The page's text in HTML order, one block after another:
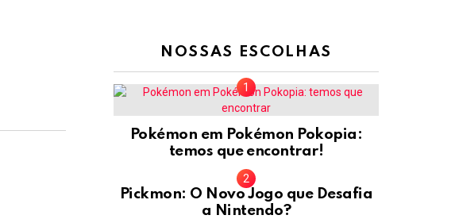
NOSSAS ESCOLHAS
Pokémon em Pokémon Pokopia:
temos que encontrar!
Pickmon: O Novo Jogo que Desafia
a Nintendo?